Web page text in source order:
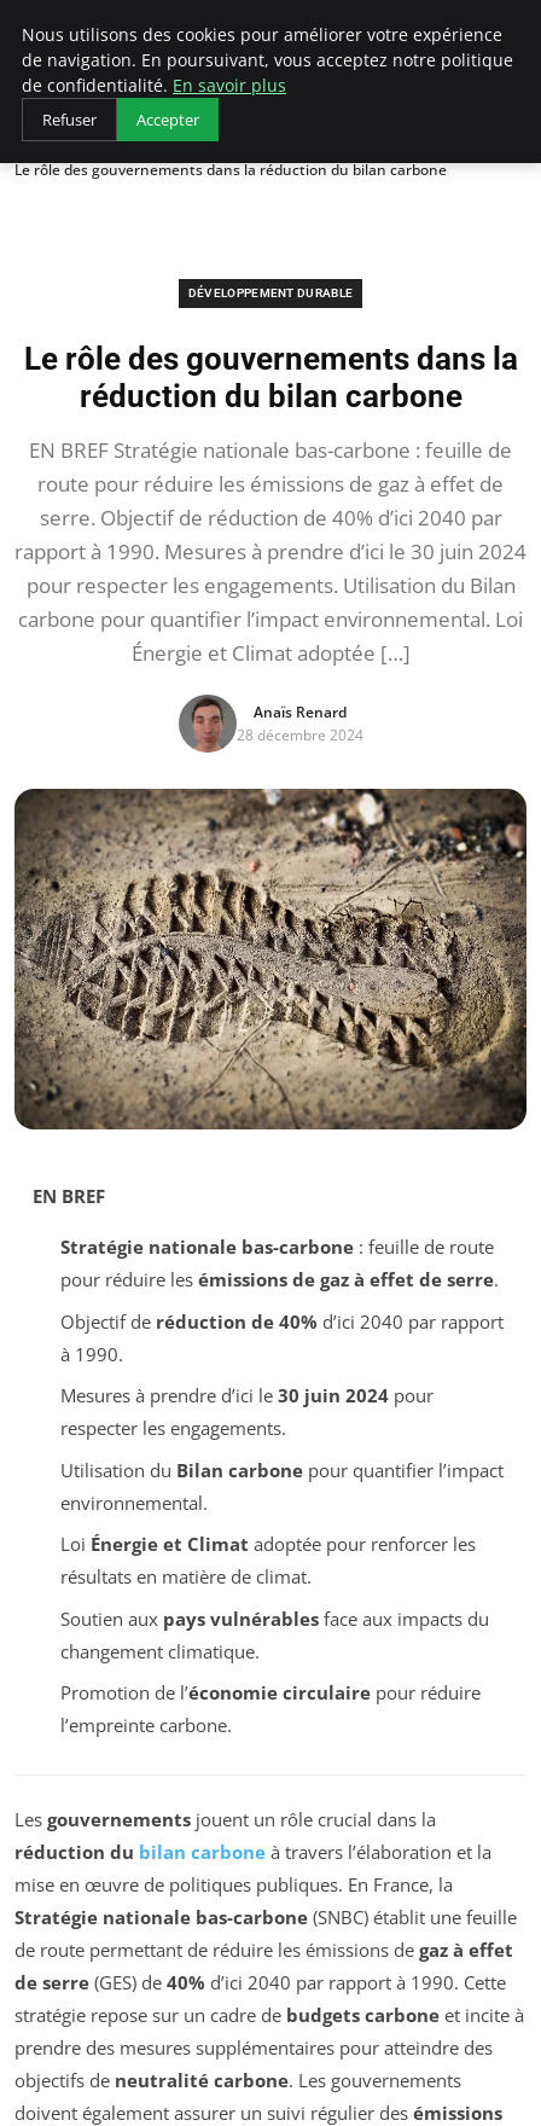
Arcticclimateemergency
Accueil
Développement durable
Le rôle des gouvernements dans la réduction du bilan carbone
DÉVELOPPEMENT DURABLE
Le rôle des gouvernements dans la
réduction du bilan carbone
EN BREF Stratégie nationale bas-carbone : feuille de
route pour réduire les émissions de gaz à effet de
serre. Objectif de réduction de 40% d’ici 2040 par
rapport à 1990. Mesures à prendre d’ici le 30 juin 2024
pour respecter les engagements. Utilisation du Bilan
carbone pour quantifier l’impact environnemental. Loi
Énergie et Climat adoptée […]
Anaïs Renard
28 décembre 2024
EN BREF
Stratégie nationale bas-carbone: feuille de route
pour réduire les émissions de gaz à effet de serre.
Objectif de réduction de 40% d’ici 2040 par rapport
à 1990.
Mesures à prendre d’ici le 30 juin 2024pour
respecter les engagements.
Utilisation du Bilan carbonepour quantifier l’impact
environnemental.
Loi Énergie et Climat adoptée pour renforcer les
résultats en matière de climat.
Soutien aux pays vulnérablesface aux impacts du
changement climatique.
Promotion de l’économie circulairepour réduire
l’empreinte carbone.
Les gouvernements jouent un rôle crucial dans la
réduction du bilan carbone à travers l’élaboration et la
mise en œuvre de politiques publiques. En France, la
Stratégie nationale bas-carbone (SNBC) établit une feuille
de route permettant de réduire les émissions de gaz à effet
de serre (GES) de 40% d’ici 2040 par rapport à 1990. Cette
stratégie repose sur un cadre de budgets carbone et incite à
prendre des mesures supplémentaires pour atteindre des
objectifs de neutralité carbone. Les gouvernements
doivent également assurer un suivi régulier des émissions
Nous utilisons des cookies pour améliorer votre expérience
de navigation. En poursuivant, vous acceptez notre politique
de confidentialité. En savoir plus
Refuser Accepter